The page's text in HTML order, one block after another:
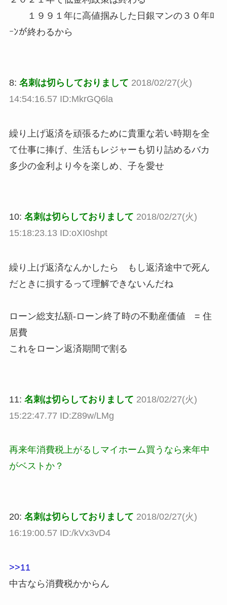
１９９１年に高値掴みした日銀マンの３０年ﾛ
ｰﾝが終わるから
8: 名刺は切らしておりまして 2018/02/27(火)
14:54:16.57 ID:MkrGQ6la
繰り上げ返済を頑張るために貴重な若い時期を全
て仕事に捧げ、生活もレジャーも切り詰めるバカ
多少の金利より今を楽しめ、子を愛せ
10: 名刺は切らしておりまして 2018/02/27(火)
15:18:23.13 ID:oXI0shpt
繰り上げ返済なんかしたら もし返済途中で死ん
だときに損するって理解できないんだね
ローン総支払額-ローン終了時の不動産価値 = 住
居費
これをローン返済期間で割る
11: 名刺は切らしておりまして 2018/02/27(火)
15:22:47.77 ID:Z89w/LMg
再来年消費税上がるしマイホーム買うなら来年中
がベストか？
20: 名刺は切らしておりまして 2018/02/27(火)
16:19:00.57 ID:/kVx3vD4
>>11
中古なら消費税かからん